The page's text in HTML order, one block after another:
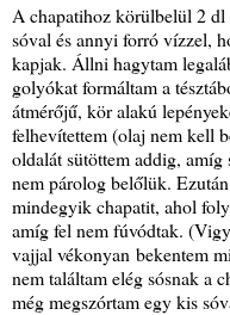
A chapatihoz körülbelül 2 dl
sóval és annyi forró vízzel,
kapjak. Állni hagytam
golyókat formáltam a
átmérőjű, kör alakú
felhevítettem (olaj nem kell
oldalát sütöttem addig,
nem párolog belőlük.
mindegyik chapatit, ahol
amíg fel nem fúvódtak.
vajjal vékonyan bekentem
nem találtam elég sósnak a
még megszórtam egy kis